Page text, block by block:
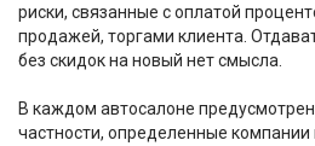
риски, связанные с оплатой
продажей, торгами клиента.
без скидок на новый нет смысла.
В каждом автосалоне
частности, определенные